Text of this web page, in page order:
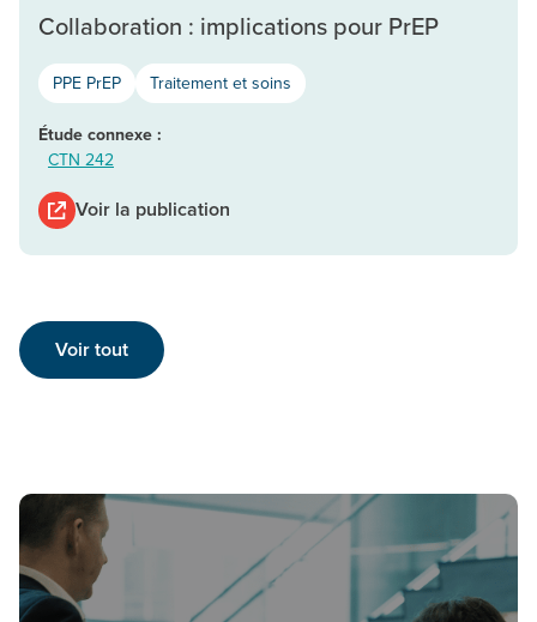
Collaboration : implications pour PrEP
PPE PrEP Traitement et soins
Étude connexe :
CTN 242
Voir la publication
Voir tout